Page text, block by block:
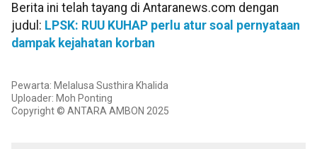
Berita ini telah tayang di Antaranews.com dengan
judul: LPSK: RUU KUHAP perlu atur soal pernyataan
dampak kejahatan korban
Pewarta: Melalusa Susthira Khalida
Uploader: Moh Ponting
Copyright © ANTARA AMBON 2025